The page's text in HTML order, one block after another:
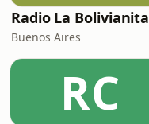
Radio La Bolivianita
Buenos Aires
RC